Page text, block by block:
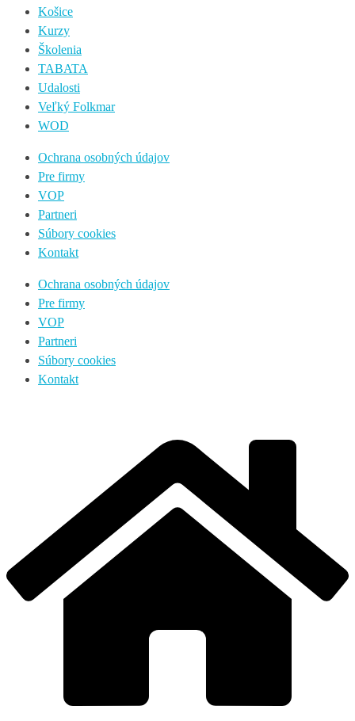
Košice
Kurzy
Školenia
TABATA
Udalosti
Veľký Folkmar
WOD
Ochrana osobných údajov
Pre firmy
VOP
Partneri
Súbory cookies
Kontakt
Ochrana osobných údajov
Pre firmy
VOP
Partneri
Súbory cookies
Kontakt